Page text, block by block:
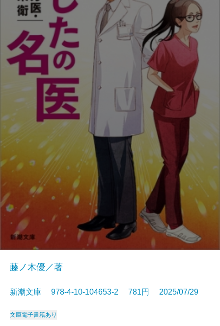
藤ノ木優／著
新潮文庫 978-4-10-104653-2 781円 2025/07/29
文庫電子書籍あり